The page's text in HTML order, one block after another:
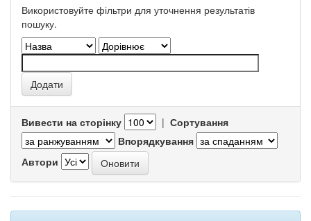
Використовуйте фільтри для уточнення результатів
пошуку.
Вивести на сторінку | Сортування
Впорядкування
Автори